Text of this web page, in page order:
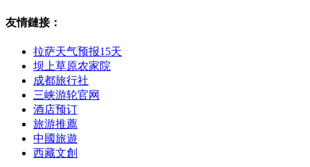
友情鏈接：
拉萨天气预报15天
坝上草原农家院
成都旅行社
三峡游轮官网
酒店预订
旅游推薦
中國旅遊
西藏文創